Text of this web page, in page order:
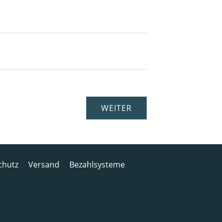
Versand
Bezahlsysteme